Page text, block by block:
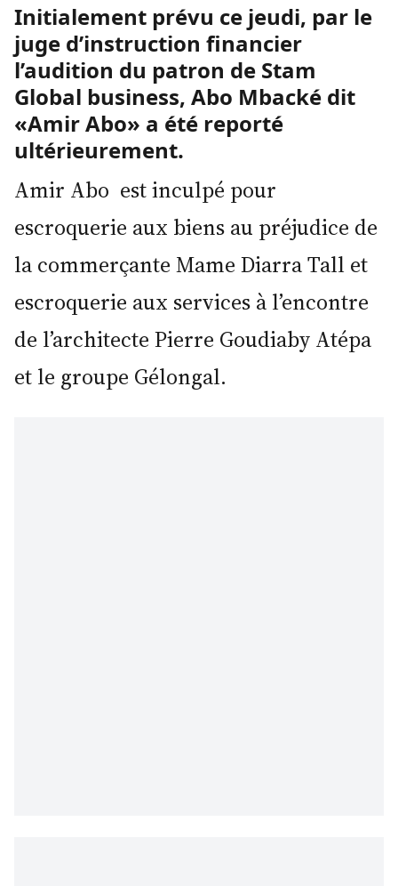
Initialement prévu ce jeudi, par le
juge d’instruction financier
l’audition du patron de Stam
Global business, Abo Mbacké dit
«Amir Abo» a été reporté
ultérieurement.
Amir Abo est inculpé pour
escroquerie aux biens au préjudice de
la commerçante Mame Diarra Tall et
escroquerie aux services à l’encontre
de l’architecte Pierre Goudiaby Atépa
et le groupe Gélongal.